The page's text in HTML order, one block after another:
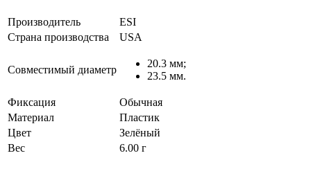
Производитель
ESI
Страна производства
USA
Совместимый диаметр
20.3 мм;
23.5 мм.
Фиксация
Обычная
Материал
Пластик
Цвет
Зелёный
Вес
6.00 г